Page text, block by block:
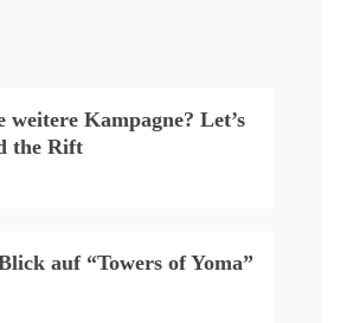
weitere Kampagne? Let’s
the Rift
auf “Towers of Yoma”